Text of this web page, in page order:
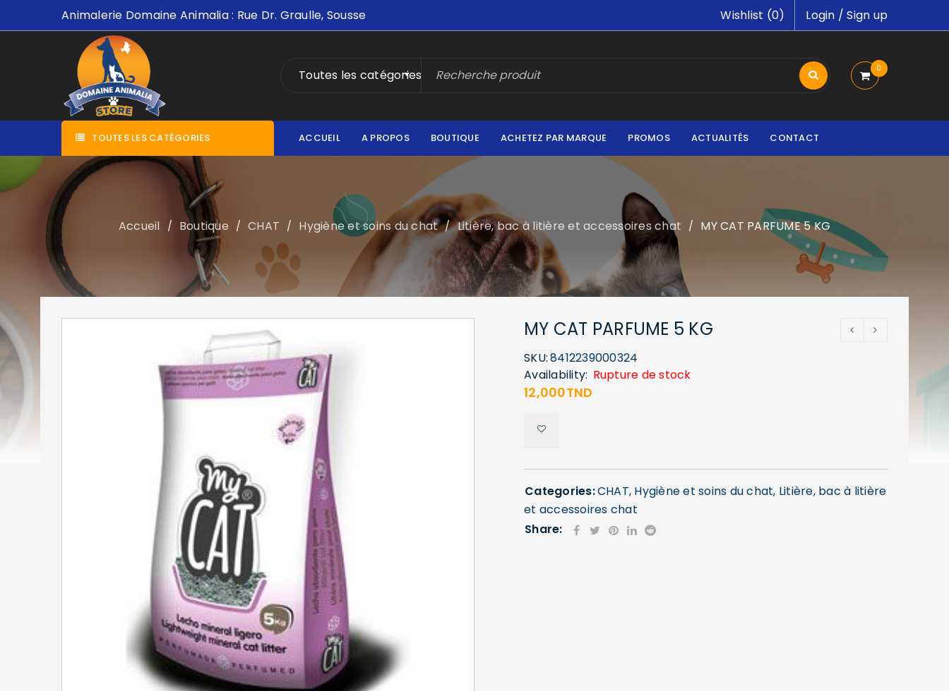
Animalerie Domaine Animalia : Rue Dr. Graulle, Sousse Login /Sign up
Wishlist (0)
Toutes les catégories 0
TOUTES LES CATÉGORIES ACCUEIL A PROPOS BOUTIQUE ACHETEZ PAR MARQUE PROMOS ACTUALITÉS CONTACT
Accueil / Boutique / CHAT / Hygiène et soins du chat / Litière, bac à litière et accessoires chat / MY CAT PARFUME 5 KG
MY CAT PARFUME 5 KG
SKU:8412239000324
Availability: Rupture de stock
12,000TND
Categories:CHAT, Hygiène et soins du chat, Litière, bac à litière
et accessoires chat
Share: